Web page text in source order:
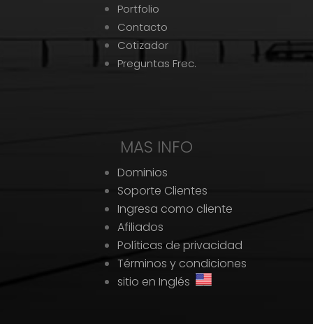
Portfolio
Contacto
Cotizador
Preguntas Frec.
MAS INFO
Dominios
Soporte Clientes
Ingresa como cliente
Afiliados
Políticas de privacidad
Términos y condiciones
sitio en Inglés